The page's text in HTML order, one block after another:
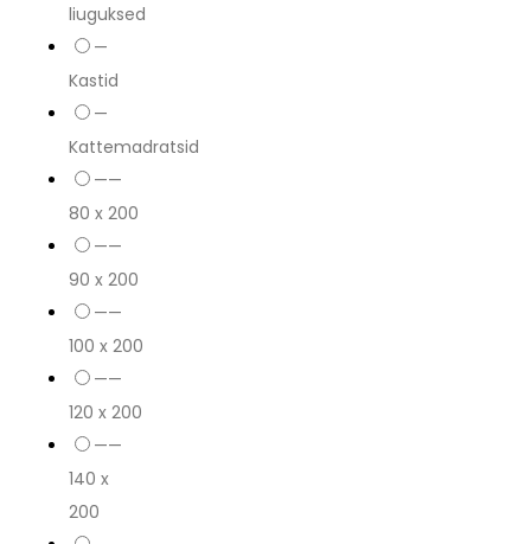
liuguksed
—
Kastid
—
Kattemadratsid
——
80 x 200
——
90 x 200
——
100 x 200
——
120 x 200
——
140 x
200